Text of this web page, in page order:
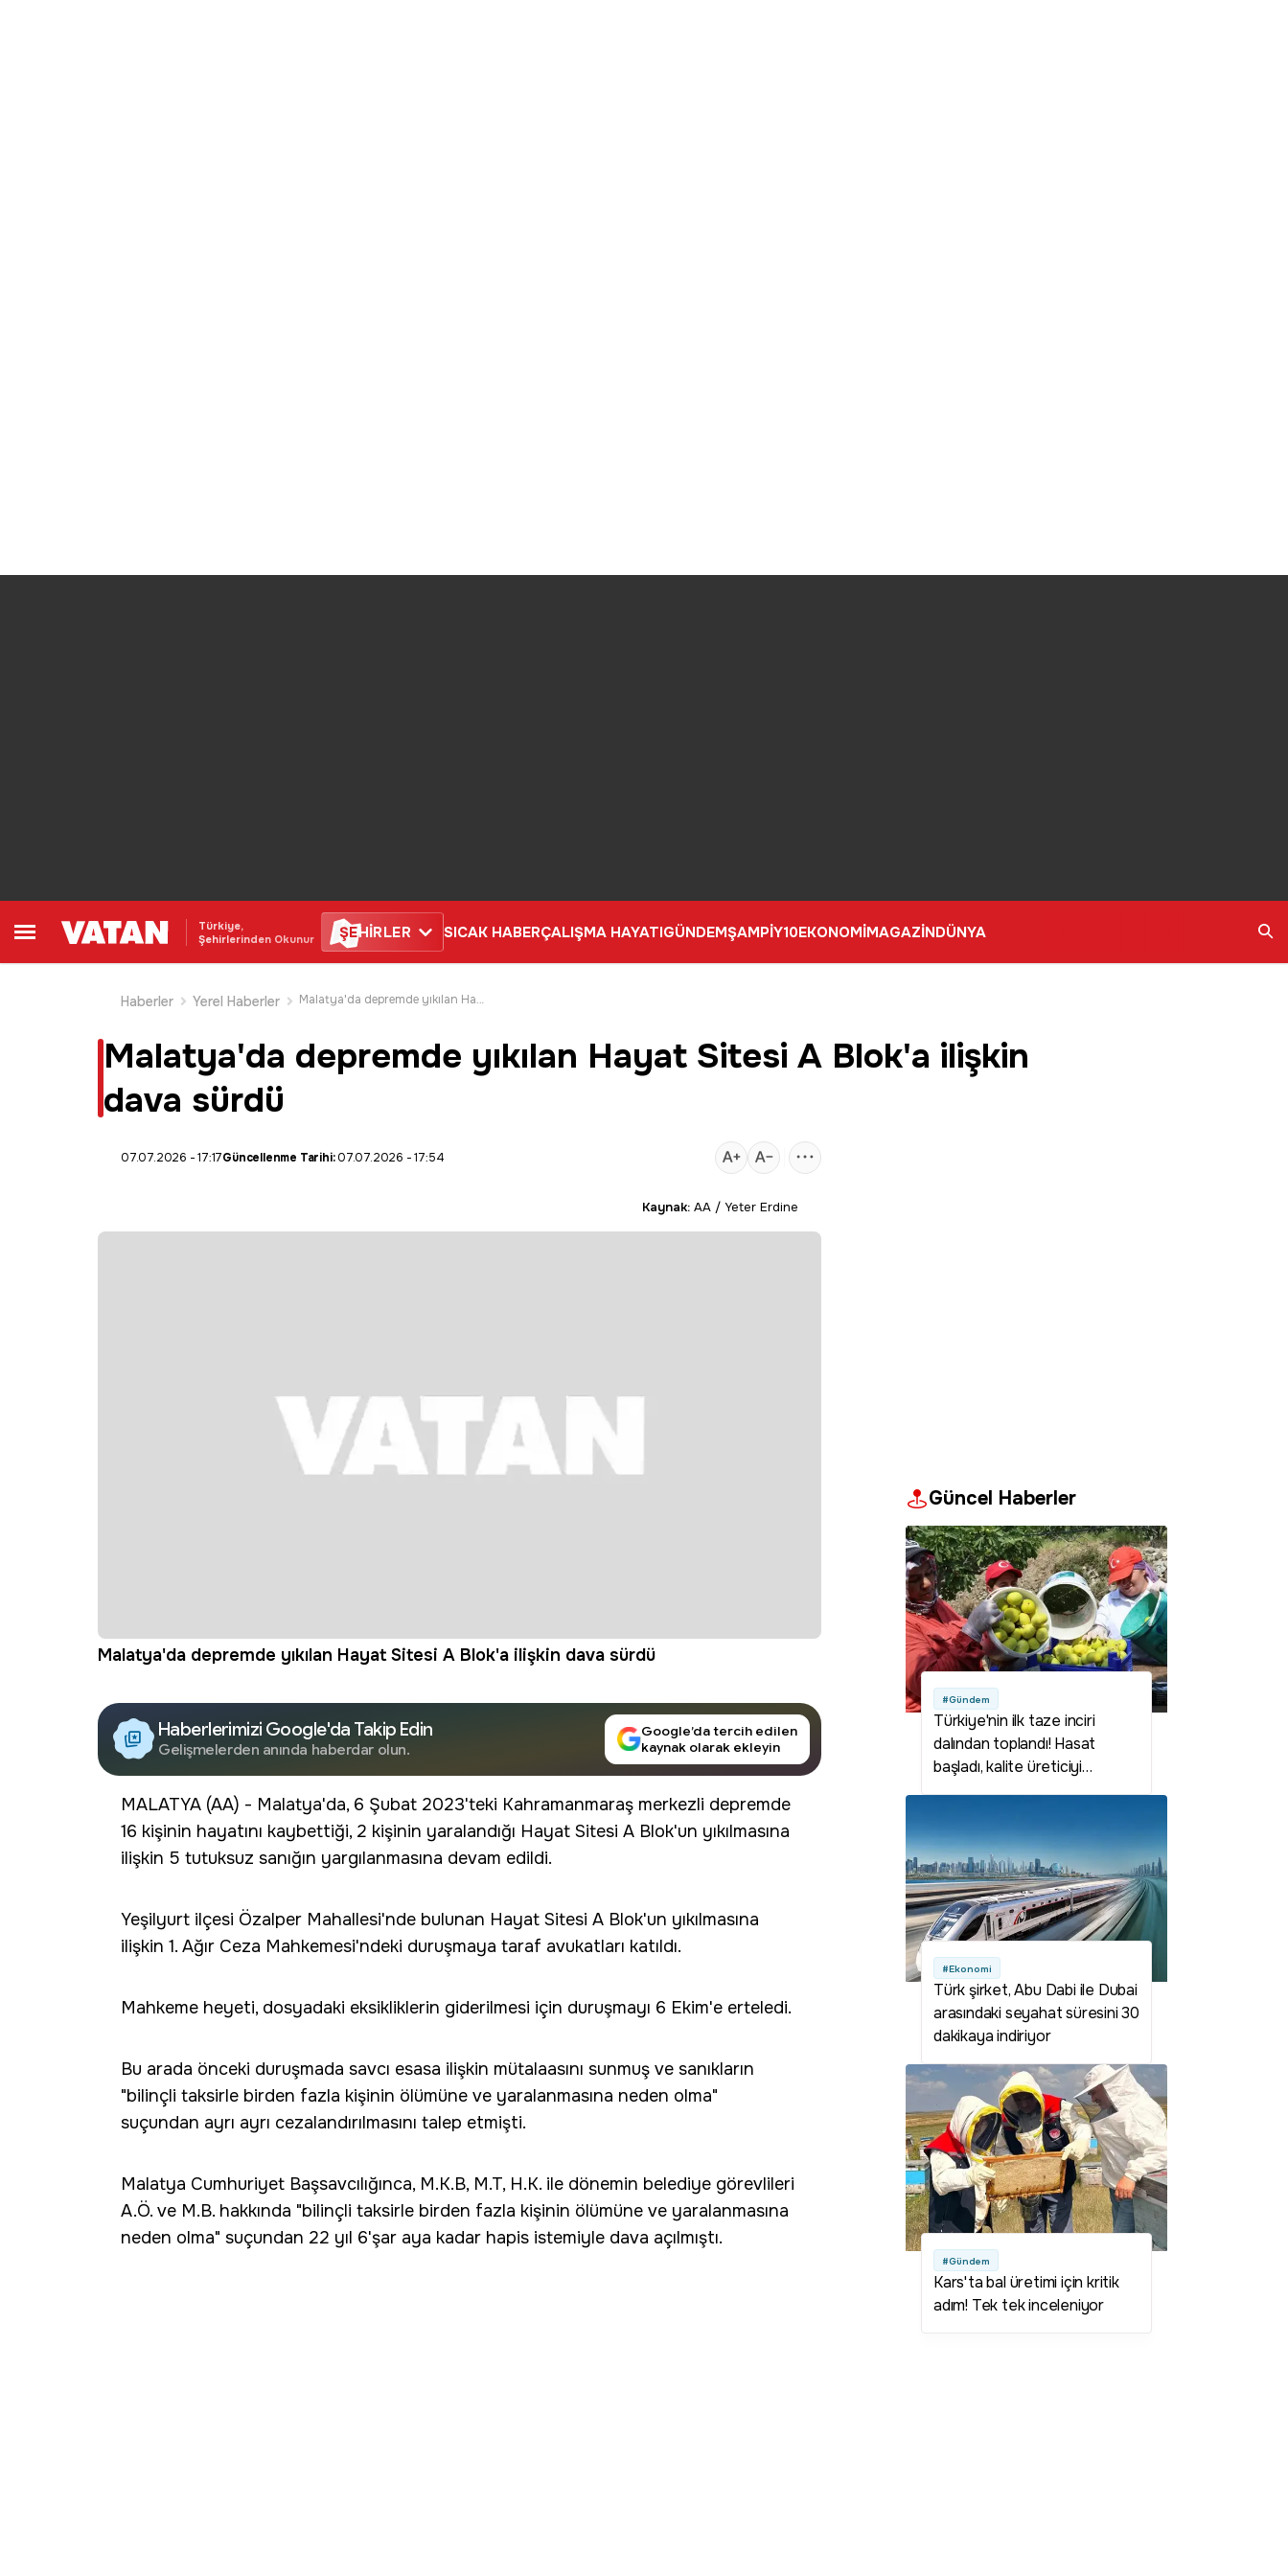
Türkiye,
Şehirlerinden Okunur
ŞEHİRLER SICAK HABERÇALIŞMA HAYATIGÜNDEMŞAMPİY10EKONOMİMAGAZİNDÜNYA
Haberler
Yerel Haberler Malatya'da depremde yıkılan Hayat Sitesi A Blok'a ilişkin dava sürdü
Malatya'da depremde yıkılan Hayat Sitesi A Blok'a ilişkin
dava sürdü
07.07.2026 - 17:17Güncellenme Tarihi:07.07.2026 - 17:54
Kaynak: AA / Yeter Erdine
Malatya'da depremde yıkılan Hayat Sitesi A Blok'a ilişkin dava sürdü
Haberlerimizi Google'da Takip Edin
Gelişmelerden anında haberdar olun.
Google’da tercih edilen
kaynak olarak ekleyin
MALATYA (AA) - Malatya'da, 6 Şubat 2023'teki Kahramanmaraş merkezli depremde
16 kişinin hayatını kaybettiği, 2 kişinin yaralandığı Hayat Sitesi A Blok'un yıkılmasına
ilişkin 5 tutuksuz sanığın yargılanmasına devam edildi.
Yeşilyurt ilçesi Özalper Mahallesi'nde bulunan Hayat Sitesi A Blok'un yıkılmasına
ilişkin 1. Ağır Ceza Mahkemesi'ndeki duruşmaya taraf avukatları katıldı.
Mahkeme heyeti, dosyadaki eksikliklerin giderilmesi için duruşmayı 6 Ekim'e erteledi.
Bu arada önceki duruşmada savcı esasa ilişkin mütalaasını sunmuş ve sanıkların
"bilinçli taksirle birden fazla kişinin ölümüne ve yaralanmasına neden olma"
suçundan ayrı ayrı cezalandırılmasını talep etmişti.
Malatya Cumhuriyet Başsavcılığınca, M.K.B, M.T, H.K. ile dönemin belediye görevlileri
A.Ö. ve M.B. hakkında "bilinçli taksirle birden fazla kişinin ölümüne ve yaralanmasına
neden olma" suçundan 22 yıl 6'şar aya kadar hapis istemiyle dava açılmıştı.
Güncel Haberler
#Gündem
Türkiye'nin ilk taze inciri
dalından toplandı! Hasat
başladı, kalite üreticiyi
#Ekonomi
Türk şirket, Abu Dabi ile Dubai
arasındaki seyahat süresini 30
dakikaya indiriyor
#Gündem
Kars'ta bal üretimi için kritik
adım! Tek tek inceleniyor